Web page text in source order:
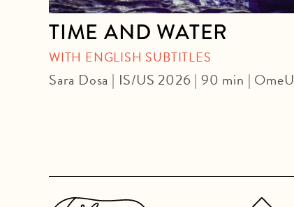
TIME AND WATER
WITH ENGLISH SUBTITLES
Sara Dosa | IS/US 2026 | 90 min | OmeU